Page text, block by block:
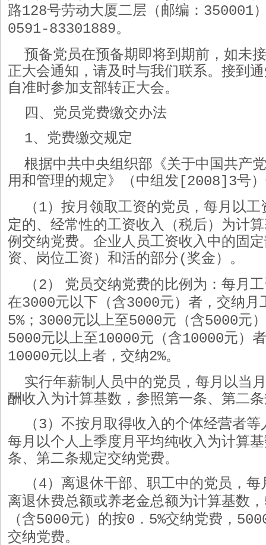
路128号劳动大厦二层（邮编： 350001
0591-83301889。
预备党员在预备期即将到期前，如未
正大会通知，请及时与我们联系。接到
自准时参加支部转正大会。
四、党员党费缴交办法
1、党费缴交规定
根据中共中央组织部《关于中国共产
用和管理的规定》（中组发 [2008]3号
（1）按月领取工资的党员，每月以工
定的、经常性的工资收入（税后）为计
例交纳党费。企业人员工资收入中的固
资、岗位工资）和活的部分(奖金）。
（2）
党员交纳党费的比例为：每月
在3000元以下（含3000元）者，交纳月
5%； 3000元以上至5000元（含5000元
5000元以上至10000元（含10000元）
10000元以上者，交纳2%。
实行年薪制人员中的党员，每月以当
酬收入为计算基数，参照第一条、第二
（3）不按月取得收入的个体经营者
每月以个人上季度月平均纯收入为计算
条、第二条规定交纳党费。
（4）离退休干部、职工中的党员，每
离退休费总额或养老金总额为计算基数，
（含5000元）的按0 ． 5%交纳党费，
交纳党费。